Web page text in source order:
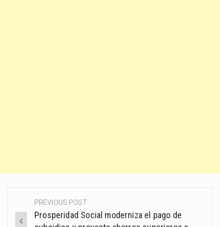
PostPREVIOUS POST
Prosperidad Social moderniza el pago de